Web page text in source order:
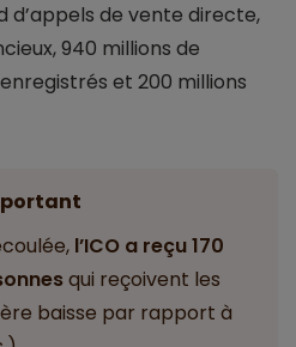
d’appels de vente directe,
940 millions de
et 200 millions
l’ICO a reçu 170
qui reçoivent les
baisse par rapport à